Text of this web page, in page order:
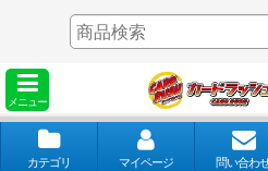
メニュー
カテゴリ マイページ 問い合わ